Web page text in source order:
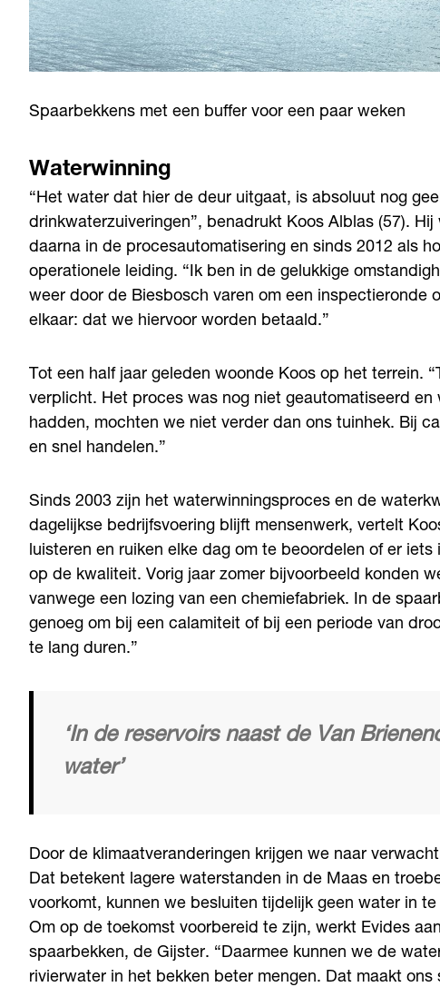
Spaarbekkens met een buffer voor een paar weken
Waterwinning
“Het water dat hier de deur uitgaat, is absoluut nog
drinkwaterzuiveringen”, benadrukt Koos Alblas (57).
daarna in de procesautomatisering en sinds 2012 als
operationele leiding. “Ik ben in de gelukkige
weer door de Biesbosch varen om een inspectieronde
elkaar: dat we hiervoor worden betaald.”
Tot een half jaar geleden woonde Koos op het terrein.
verplicht. Het proces was nog niet geautomatiseerd
hadden, mochten we niet verder dan ons tuinhek. Bij
en snel handelen.”
Sinds 2003 zijn het waterwinningsproces en de
dagelijkse bedrijfsvoering blijft mensenwerk, vertelt
luisteren en ruiken elke dag om te beoordelen of er
op de kwaliteit. Vorig jaar zomer bijvoorbeeld konden
vanwege een lozing van een chemiefabriek. In de
genoeg om bij een calamiteit of bij een periode van
te lang duren.”
‘In de reservoirs naast de Van
water’
Door de klimaatveranderingen krijgen we naar
Dat betekent lagere waterstanden in de Maas en
voorkomt, kunnen we besluiten tijdelijk geen water in
Om op de toekomst voorbereid te zijn, werkt Evides
spaarbekken, de Gijster. “Daarmee kunnen we de
rivierwater in het bekken beter mengen. Dat maakt ons